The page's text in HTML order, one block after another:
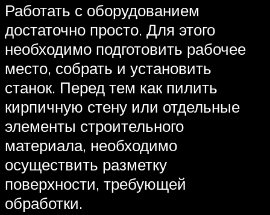
Работать с оборудованием
достаточно просто. Для этого
необходимо подготовить рабочее
место, собрать и установить
станок. Перед тем как пилить
кирпичную стену или отдельные
элементы строительного
материала, необходимо
осуществить разметку
поверхности, требующей
обработки.